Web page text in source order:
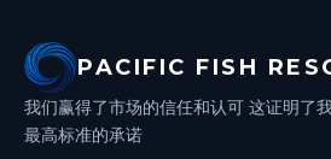
PACIFIC FISH
我们赢得了市场的信任和认可 这证明了
最高标准的承诺